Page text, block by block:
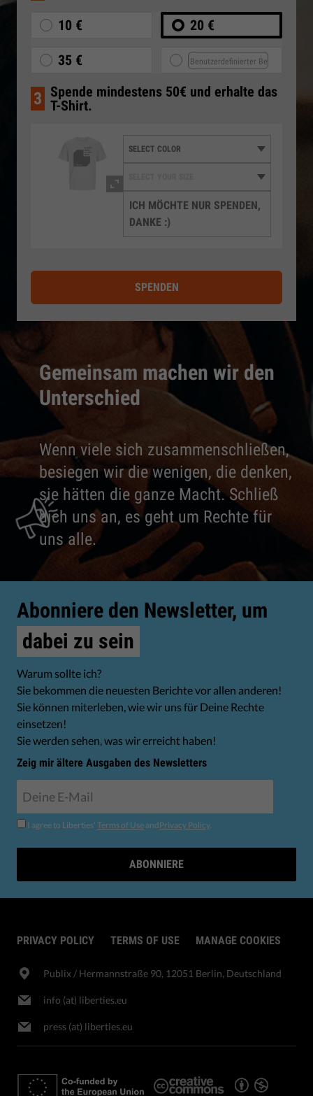
Gemeinsam machen wir den
Unterschied
Wenn viele sich zusammenschließen,
besiegen wir die wenigen, die denken,
sie hätten die ganze Macht. Schließ
dich uns an, es geht um Rechte für
uns alle.
10 € 20 €
35 €
3 Spende mindestens 50€ und erhalte das
T-Shirt.
ICH MÖCHTE NUR SPENDEN,
DANKE :)
SPENDEN
Abonniere den Newsletter, um
dabei zu sein
Warum sollte ich?
Sie bekommen die neuesten Berichte vor allen anderen!
Sie können miterleben, wie wir uns für Deine Rechte
einsetzen!
Sie werden sehen, was wir erreicht haben!
Zeig mir ältere Ausgaben des Newsletters
I agree to Liberties' Terms of Use andPrivacy Policy.
ABONNIERE
PRIVACY POLICY TERMS OF USE MANAGE COOKIES
Publix​ / Hermannstraße 90, 12051 Berlin, Deutschland
info (at) liberties.eu
press (at) liberties.eu